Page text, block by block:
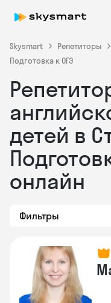
Skysmart Репетиторы
Подготовка к ОГЭ
детей в
онлайн
Фильтры
Skysmart Chat
online